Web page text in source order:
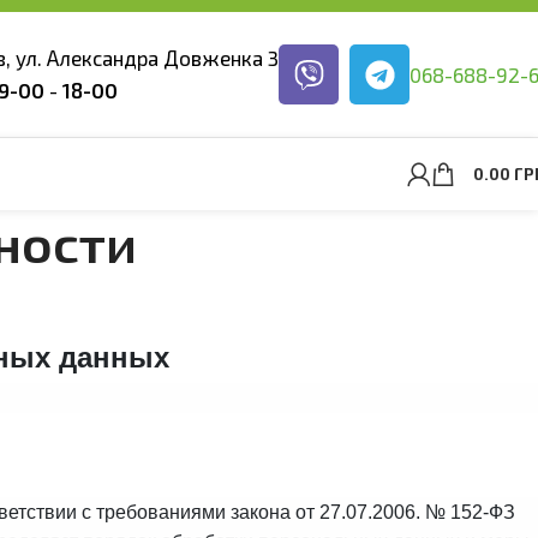
ул. Александра Довженка 3
9-00 - 18-00
068-688-92-
0.00
данных
с требованиями закона от 27.07.2006. № 152-ФЗ